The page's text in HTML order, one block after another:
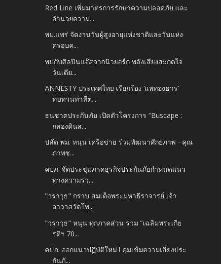
Red Line เพิ่มมาตรการรักษาความปลอดภัย และ
อำนวยความ...
พม.แพร่ จัดงานวันผู้สูงอายุแห่งชาติและวันแห่ง
ครอบค...
พบกับศิลปินแจ๊สจากนิวยอร์ก พลังเสียงสะกดใจ
วันเดีย...
ANNESTY ประเทศไทย เรียกร้อง ‘แพทองธาร’
ทบทวนท่าทีต...
ธนชาตประกันภัย เปิดตัวโครงการ “Buscape :
กล่องดินส...
ปลัด พม. หนุน เครือข่าย ร่วมพัฒนาศักยภาพ - คุณ
ภาพช...
คปภ. จัดประชุมภาคธุรกิจประกันภัยกำหนดแนว
ทางความร่ว...
"วราวุธ" กราบ สมเด็จพระมหาธีราจารย์ เจ้า
อาวาสวัดโพ...
"วราวุธ" หนุน ทุกภาคส่วน ร่วม “เฉลิมพระเกีย
รติฯ 70...
คปภ. ออกแนวปฏิบัติใหม่ ! คุมเข้มความเสี่ยงประ
กันภั...